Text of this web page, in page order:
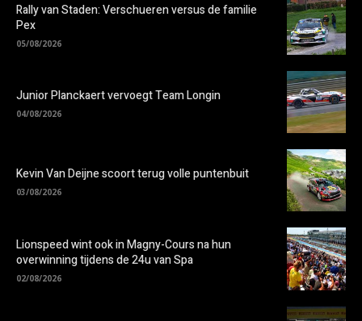
Rally van Staden: Verschueren versus de familie
Pex
05/08/2026
Junior Planckaert vervoegt Team Longin
04/08/2026
Kevin Van Deijne scoort terug volle puntenbuit
03/08/2026
Lionspeed wint ook in Magny-Cours na hun
overwinning tijdens de 24u van Spa
02/08/2026